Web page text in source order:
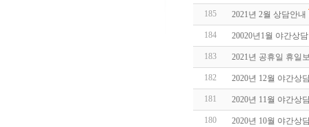
185 2021년 2월 상담안내
184 20020년1월 야간상
183 2021년 공휴일 휴일
182 2020년 12월 야간상
181 2020년 11월 야간상
180 2020년 10월 야간상